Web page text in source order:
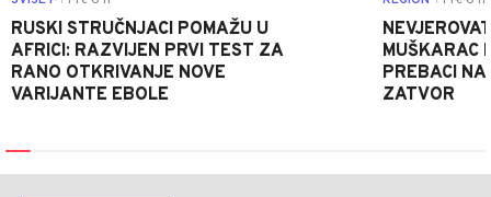
RUSKI STRUČNJACI POMAŽU U
AFRICI: RAZVIJEN PRVI TEST ZA
RANO OTKRIVANJE NOVE
VARIJANTE EBOLE
MUŠKARAC
PREBACI
ZATVOR